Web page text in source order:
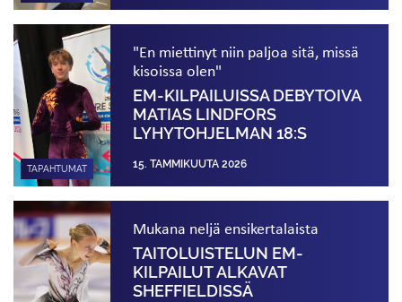
TAPAHTUMAT
"En miettinyt niin paljoa sitä, missä
kisoissa olen"
EM-KILPAILUISSA DEBYTOIVA
MATIAS LINDFORS
LYHYTOHJELMAN 18:S
15. TAMMIKUUTA 2026
Mukana neljä ensikertalaista
TAITOLUISTELUN EM-
KILPAILUT ALKAVAT
SHEFFIELDISSÄ